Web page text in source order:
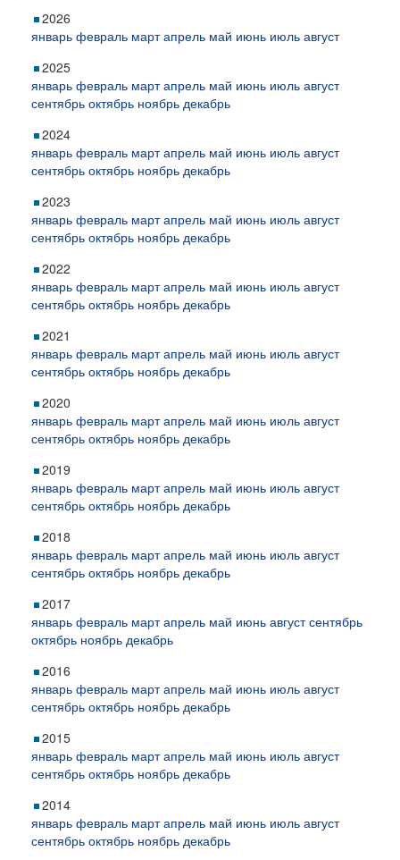
2026
январь февраль март апрель май июнь июль август
2025
январь февраль март апрель май июнь июль август
сентябрь октябрь ноябрь декабрь
2024
январь февраль март апрель май июнь июль август
сентябрь октябрь ноябрь декабрь
2023
январь февраль март апрель май июнь июль август
сентябрь октябрь ноябрь декабрь
2022
январь февраль март апрель май июнь июль август
сентябрь октябрь ноябрь декабрь
2021
январь февраль март апрель май июнь июль август
сентябрь октябрь ноябрь декабрь
2020
январь февраль март апрель май июнь июль август
сентябрь октябрь ноябрь декабрь
2019
январь февраль март апрель май июнь июль август
сентябрь октябрь ноябрь декабрь
2018
январь февраль март апрель май июнь июль август
сентябрь октябрь ноябрь декабрь
2017
январь февраль март апрель май июнь август сентябрь
октябрь ноябрь декабрь
2016
январь февраль март апрель май июнь июль август
сентябрь октябрь ноябрь декабрь
2015
январь февраль март апрель май июнь июль август
сентябрь октябрь ноябрь декабрь
2014
январь февраль март апрель май июнь июль август
сентябрь октябрь ноябрь декабрь